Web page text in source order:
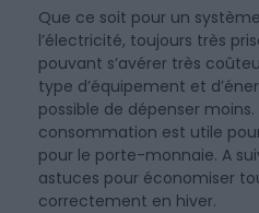
Que ce soit pour un
l’électricité, toujours très
pouvant s’avérer très
type d’équipement et
possible de dépenser moins.
consommation est utile
pour le porte-monnaie. A
astuces pour économiser
correctement en hiver.